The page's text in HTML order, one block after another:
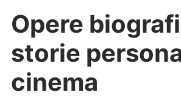
Opere
storie
cinema